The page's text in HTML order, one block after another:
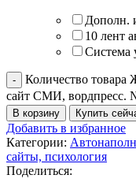
Дополн.
10 лент
Система
Количество
сайт СМИ, вордпресс.
В корзину Купить
Добавить в избранное
Категории:
сайты, психология
Поделиться: